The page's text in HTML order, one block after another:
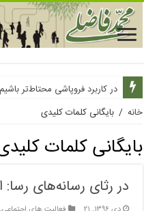
در کاربرد فروپاشی محتاط‌تر
خانه / بایگانی کلمات کلیدی
بایگانی کلمات
در رثای رسانه‌های رسا: